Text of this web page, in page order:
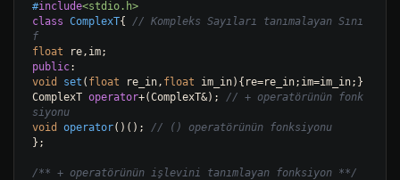
#include<stdio.h>
class ComplexT{ // Kompleks Sayıları tanımalayan Sını
f
float
public
void
set ( float re_in, float im_in) {re=re_in;im=im_in;}
ComplexT operator+(ComplexT&); // + operatörünün fonk
siyonu
void
operator() () ; // () operatörünün fonksiyonu
};
/** + operatörünün işlevini tanımlayan fonksiyon **/